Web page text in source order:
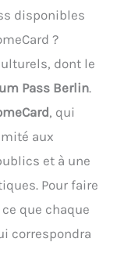
disponibles
?
dont le
Pass Berlin.
, qui
aux
et à une
Pour faire
que chaque
correspondra